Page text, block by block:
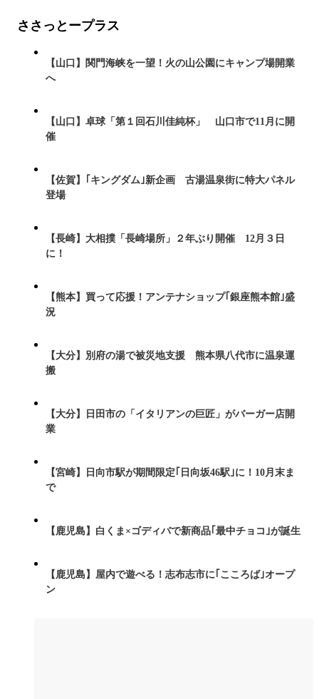
ささっとープラス
【山口】関門海峡を一望！火の山公園にキャンプ場開業
へ
【山口】卓球「第１回石川佳純杯」 山口市で11月に開
催
【佐賀】｢キングダム｣新企画 古湯温泉街に特大パネル
登場
【長崎】大相撲「長崎場所」２年ぶり開催 12月３日
に！
【熊本】買って応援！アンテナショップ｢銀座熊本館｣盛
況
【大分】別府の湯で被災地支援 熊本県八代市に温泉運
搬
【大分】日田市の「イタリアンの巨匠」がバーガー店開
業
【宮崎】日向市駅が期間限定｢日向坂46駅｣に！10月末ま
で
【鹿児島】白くま×ゴディバで新商品｢最中チョコ｣が誕生
【鹿児島】屋内で遊べる！志布志市に｢こころば｣オープ
ン